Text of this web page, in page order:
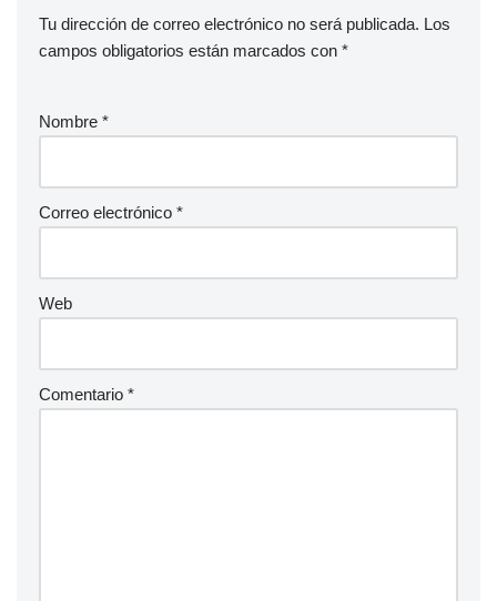
Tu dirección de correo electrónico no será publicada. Los
campos obligatorios están marcados con *
Nombre *
Correo electrónico *
Web
Comentario *